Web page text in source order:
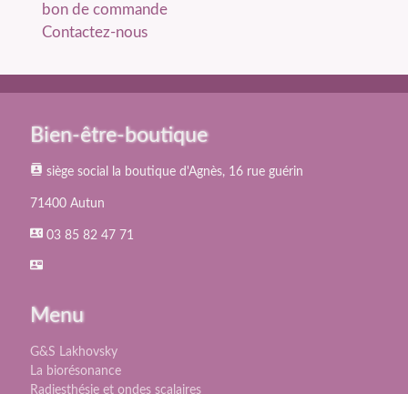
bon de commande
Contactez-nous
Bien-être-boutique
contacts siège social la boutique d'Agnès, 16 rue guérin
71400 Autun
contact_phone03 85 82 47 71
contact_mail
Menu
G&S Lakhovsky
La biorésonance
Radiesthésie et ondes scalaires